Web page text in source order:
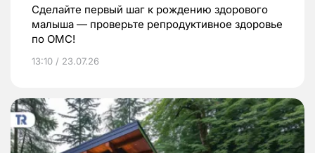
Сделайте первый шаг к рождению здорового
малыша — проверьте репродуктивное здоровье
по ОМС!
13:10 / 23.07.26